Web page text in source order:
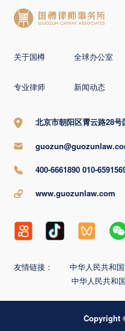
关于国樽 全球办公室
专业律师 新闻动态
北京市朝阳区霄云路28号
400-6661890 010-
www.guozunlaw.com
友情链接： 中华人民共和
中华人民共和
Copyright